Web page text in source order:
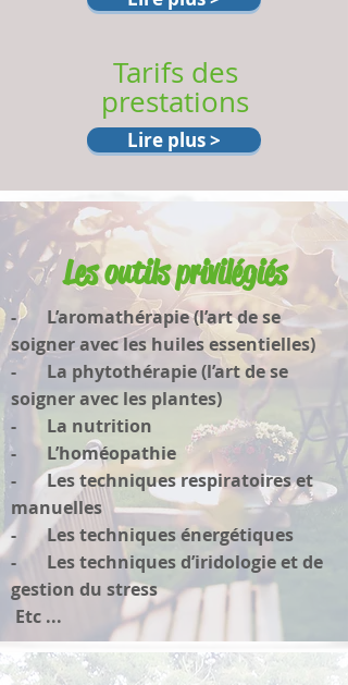
Tarifs des
prestations
Lire plus >
Les outils privilégiés
- L’aromathérapie (l’art de se
soigner avec les huiles essentielles)
- La phytothérapie (l’art de se
soigner avec les plantes)
- La nutrition
- L’homéopathie
- Les techniques respiratoires et
manuelles
- Les techniques énergétiques
- Les techniques d’iridologie et de
gestion du stress
Etc ...